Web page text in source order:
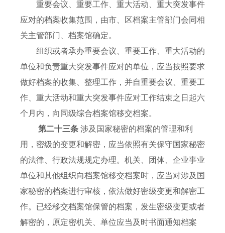
重要会议、重要工作、重大活动、重大突发事件
应对的档案收集范围，由市、区档案主管部门会同相
关主管部门、档案馆确定。
组织或者承办重要会议、重要工作、重大活动的
单位和负责重大突发事件应对的单位，应当按照要求
做好档案的收集、整理工作，并自重要会议、重要工
作、重大活动和重大突发事件应对工作结束之日起六
个月内，向同级综合档案馆移交档案。
第二十三条 涉及国家秘密的档案的管理和利
用，密级的变更和解密，应当依照有关保守国家秘密
的法律、行政法规规定办理。机关、团体、企业事业
单位和其他组织向档案馆移交档案时，应当对涉及国
家秘密的档案进行审核，依法做好密级变更和解密工
作。已经移交档案馆保管的档案，发生密级变更或者
解密的，原定密机关、单位应当及时书面通知档案